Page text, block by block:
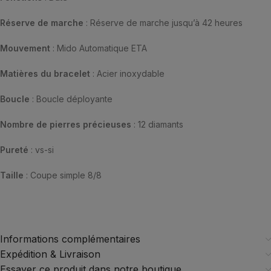
Réserve de marche : Réserve de marche jusqu’à 42 heures
Mouvement : Mido Automatique ETA
Matières du bracelet : Acier inoxydable
Boucle : Boucle déployante
Nombre de pierres précieuses : 12 diamants
Pureté : vs-si
Taille : Coupe simple 8/8
Informations complémentaires
Expédition & Livraison